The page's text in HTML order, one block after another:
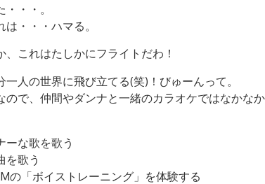
・・。
は・・・ハマる。
、これはたしかにフライトだわ！
一人の世界に飛び立てる(笑)！びゅーんって。
ので、仲間やダンナと一緒のカラオケではなかな
ーな歌を歌う
を歌う
の「ボイストレーニング」を体験する